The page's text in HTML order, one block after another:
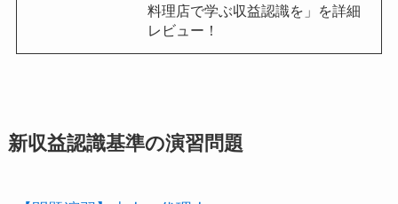
料理店で学ぶ収益認識を」を詳細
レビュー！
新収益認識基準の演習問題